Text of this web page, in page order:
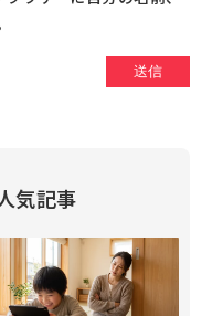
気記事